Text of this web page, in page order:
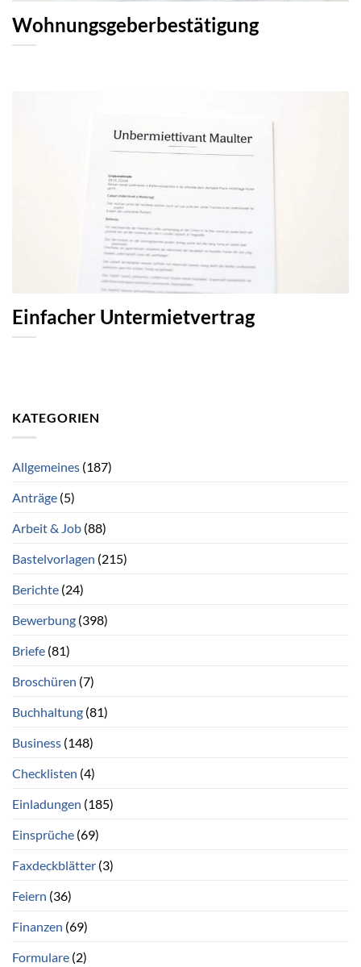
Wohnungsgeberbestätigung
Einfacher Untermietvertrag
KATEGORIEN
Allgemeines (187)
Anträge (5)
Arbeit & Job (88)
Bastelvorlagen (215)
Berichte (24)
Bewerbung (398)
Briefe (81)
Broschüren (7)
Buchhaltung (81)
Business (148)
Checklisten (4)
Einladungen (185)
Einsprüche (69)
Faxdeckblätter (3)
Feiern (36)
Finanzen (69)
Formulare (2)